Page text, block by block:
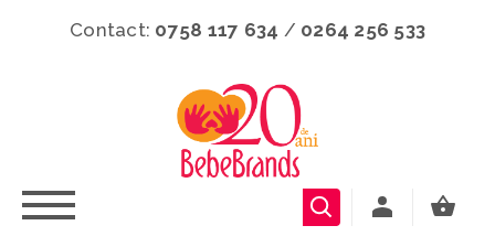
Contact: 0758 117 634 / 0264 256 533